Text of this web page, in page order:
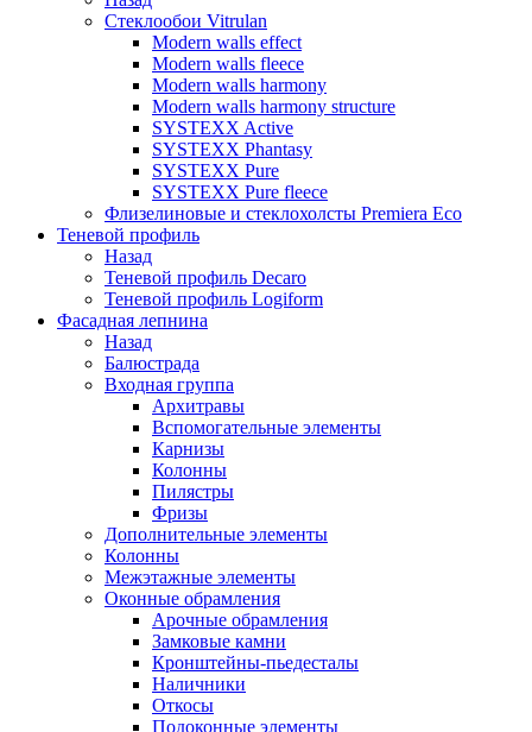
Стеклообои Vitrulan
Modern walls effect
Modern walls fleece
Modern walls harmony
Modern walls harmony structure
SYSTEXX Active
SYSTEXX Phantasy
SYSTEXX Pure
SYSTEXX Pure fleece
Флизелиновые и стеклохолсты Premiera Eco
Теневой профиль
Назад
Теневой профиль Decaro
Теневой профиль Logiform
Фасадная лепнина
Назад
Балюстрада
Входная группа
Архитравы
Вспомогательные элементы
Карнизы
Колонны
Пилястры
Фризы
Дополнительные элементы
Колонны
Межэтажные элементы
Оконные обрамления
Арочные обрамления
Замковые камни
Кронштейны-пьедесталы
Наличники
Откосы
Подоконные элементы